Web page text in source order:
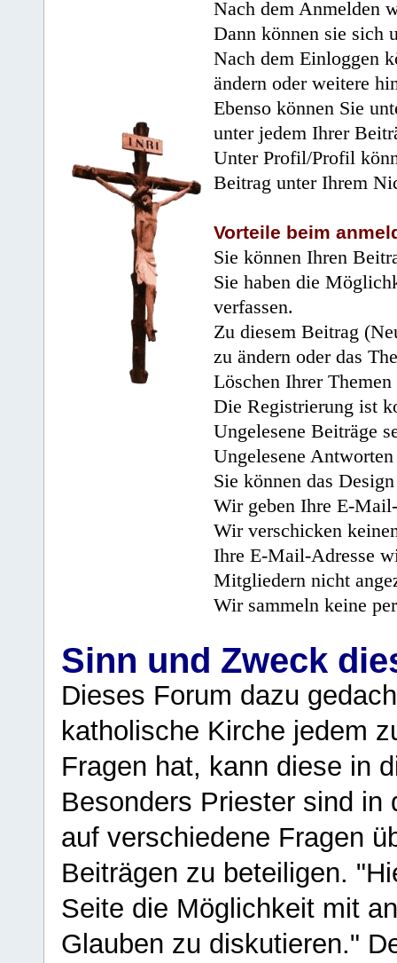
Nach dem Anmelden
Dann können sie sich
Nach dem Einloggen
ändern oder weitere
Ebenso können Sie
unter jedem Ihrer
Unter Profil/Profil
Beitrag unter Ihrem
Vorteile beim
Sie können Ihren
Sie haben die
verfassen.
Zu diesem Beitrag
zu ändern oder das
Löschen Ihrer
Die Registrierung ist
Ungelesene Beiträge
Ungelesene
Sie können das
Wir geben Ihre E-
Wir verschicken
Ihre E-Mail-Adresse
Mitgliedern nicht
Wir sammeln keine
Sinn und Zweck
Dieses Forum dazu
katholische Kirche jedem
Fragen hat, kann diese in
Besonders Priester sind in
auf verschiedene Fragen
Beiträgen zu beteiligen.
Seite die Möglichkeit mit
Glauben zu diskutieren."